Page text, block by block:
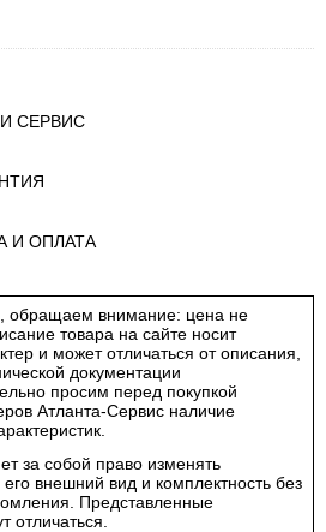
СЕРВИС
И ОПЛАТА
обращаем внимание: цена не
товара на сайте носит
и может отличаться от описания,
документации
просим перед покупкой
Атланта-Сервис наличие
за собой право изменять
его внешний вид и комплектность без
Представленные
отличаться.